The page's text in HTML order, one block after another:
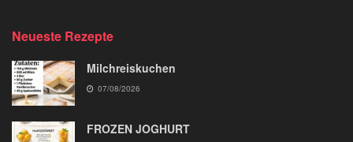
Neueste Rezepte
Milchreiskuchen
07/08/2026
FROZEN JOGHURT